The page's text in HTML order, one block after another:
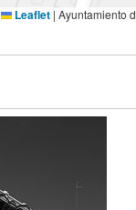
Leaflet | Ayuntamiento